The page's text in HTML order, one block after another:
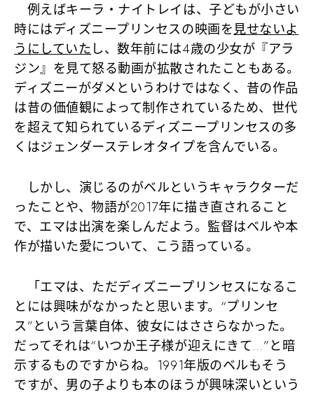
例えばキーラ・ナイトレイは、子どもが小さい
時にはディズニープリンセスの映画を見せないよ
うにしていたし、数年前には4歳の少女が『アラ
ジン』を見て怒る動画が拡散されたこともある。
ディズニーがダメというわけではなく、昔の作品
は昔の価値観によって制作されているため、世代
を超えて知られているディズニープリンセスの多
くはジェンダーステレオタイプを含んでいる。
しかし、演じるのがベルというキャラクターだ
ったことや、物語が2017年に描き直されること
で、エマは出演を楽しんだよう。監督はベルや本
作が描いた愛について、こう語っている。
「エマは、ただディズニープリンセスになるこ
とには興味がなかったと思います。“プリンセ
ス”という言葉自体、彼女にはささらなかった。
だってそれは“いつか王子様が迎えにきて…”と暗
示するものですからね。1991年版のベルもそう
ですが、男の子よりも本のほうが興味深いという